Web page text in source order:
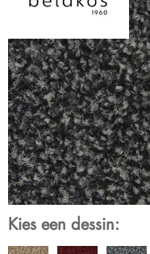
Kies een dessin: